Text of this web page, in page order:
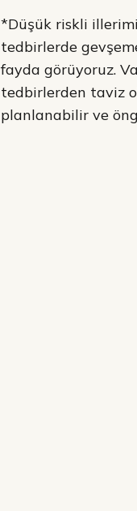
*Düşük riskli
tedbirlerde
fayda görüyoruz.
tedbirlerden taviz
planlanabilir ve